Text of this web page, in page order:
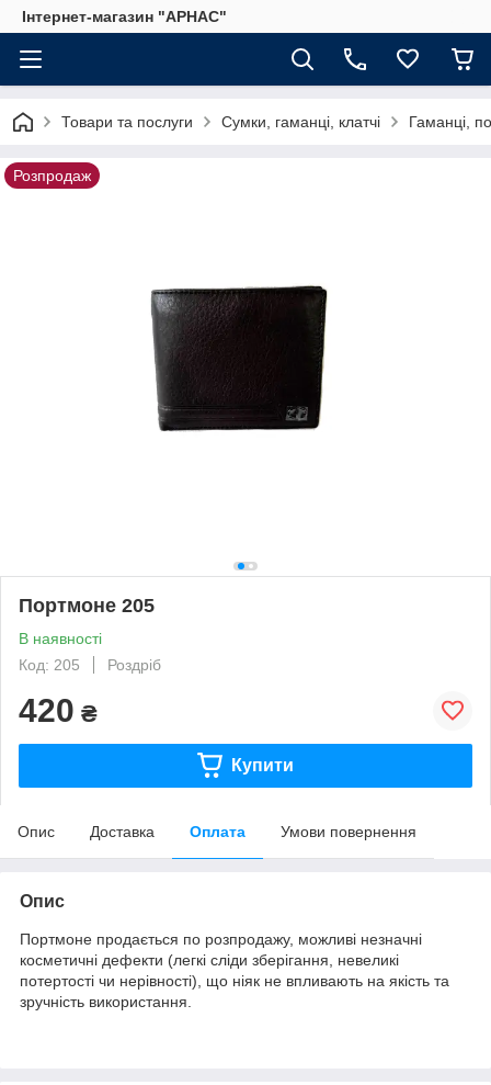
Інтернет-магазин "АРНАС"
Товари та послуги Сумки, гаманці, клатчі Гаманці,
Розпродаж
Портмоне 205
В наявності
Код: 205
Роздріб
420 ₴
Купити
Опис Доставка Оплата Умови повернення
Опис
Портмоне продається по розпродажу, можливі незначні
косметичні дефекти (легкі сліди зберігання, невеликі
потертості чи нерівності), що ніяк не впливають на якість та
зручність використання.